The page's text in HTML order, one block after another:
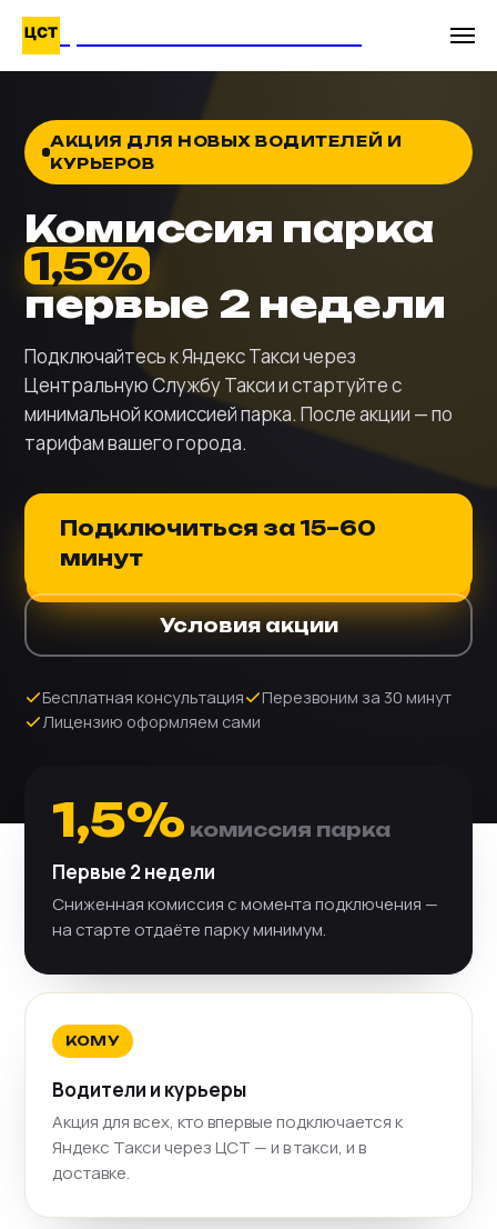
АКЦИЯ ДЛЯ НОВЫХ ВОДИТЕЛЕЙ И
КУРЬЕРОВ
Комиссия парка
1,5%
первые 2 недели
Подключайтесь к Яндекс Такси через
Центральную Службу Такси и стартуйте с
минимальной комиссией парка. После акции — по
тарифам вашего города.
Подключиться за 15–60
минут
Условия акции
Бесплатная консультация
Перезвоним за 30 минут
Лицензию оформляем сами
1,5% комиссия парка
Первые 2 недели
Сниженная комиссия с момента подключения —
на старте отдаёте парку минимум.
КОМУ
Водители и курьеры
Акция для всех, кто впервые подключается к
Яндекс Такси через ЦСТ — и в такси, и в
доставке.